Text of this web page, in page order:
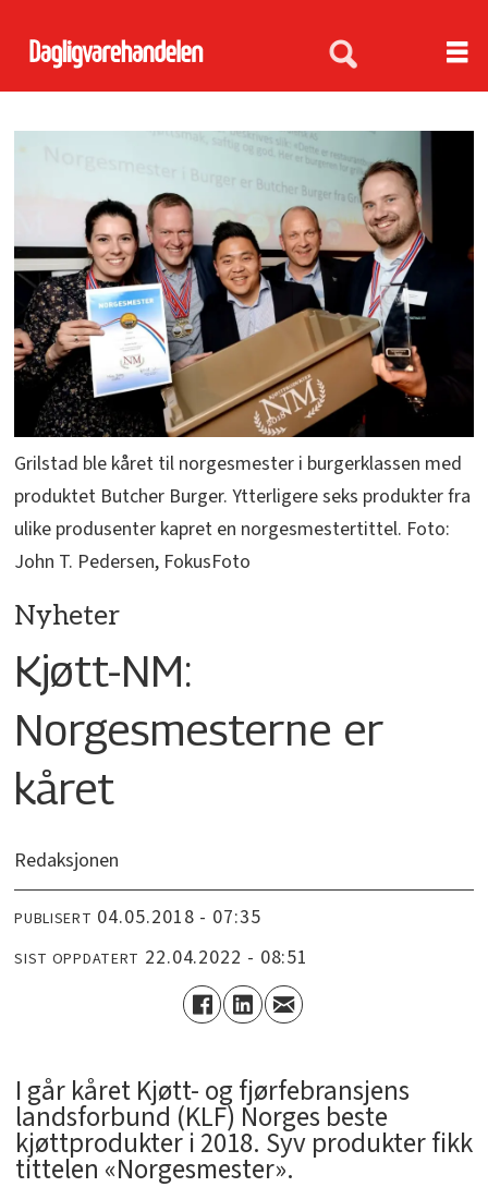
Grilstad ble kåret til norgesmester i burgerklassen med
produktet Butcher Burger. Ytterligere seks produkter fra
ulike produsenter kapret en norgesmestertittel. Foto:
John T. Pedersen, FokusFoto
Nyheter
Kjøtt-NM:
Norgesmesterne er
kåret
Redaksjonen
PUBLISERT 04.05.2018 - 07:35
SIST OPPDATERT 22.04.2022 - 08:51
I går kåret Kjøtt- og fjørfebransjens
landsforbund (KLF) Norges beste
kjøttprodukter i 2018. Syv produkter fikk
tittelen «Norgesmester».